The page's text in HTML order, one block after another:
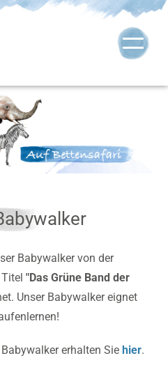
Babywalker von der
"Das Grüne Band der
Unser Babywalker eignet
erhalten Sie hier.